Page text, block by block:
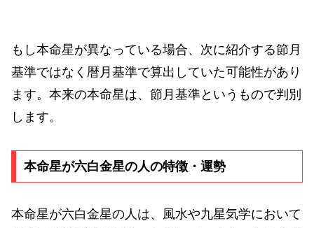
もし本命星が異なっている場合、次に紹介する節月
基準ではなく暦月基準で算出していた可能性があり
ます。本来の本命星は、節月基準というもので判別
します。
本命星が六白金星の人の特徴・運勢
本命星が六白金星の人は、風水や九星気学において